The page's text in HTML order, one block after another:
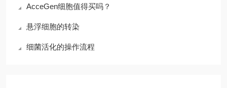
AcceGen细胞值得买吗？
悬浮细胞的转染
细菌活化的操作流程